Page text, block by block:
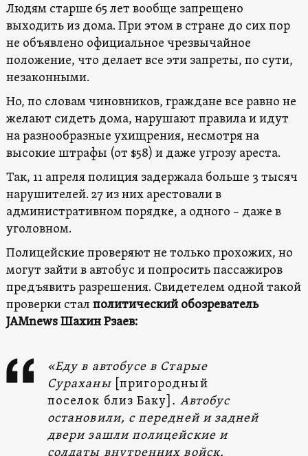
Людям старше 65 лет вообще запрещено
выходить из дома. При этом в стране до сих пор
не объявлено официальное чрезвычайное
положение, что делает все эти запреты, по сути,
незаконными.
Но, по словам чиновников, граждане все равно не
желают сидеть дома, нарушают правила и идут
на разнообразные ухищрения, несмотря на
высокие штрафы (от $58) и даже угрозу ареста.
Так, 11 апреля полиция задержала больше 3 тысяч
нарушителей. 27 из них арестовали в
административном порядке, а одного – даже в
уголовном.
Полицейские проверяют не только прохожих, но
могут зайти в автобус и попросить пассажиров
предъявить разрешения. Свидетелем одной такой
проверки стал политический обозреватель
JAMnews Шахин Рзаев:
«Еду в автобусе в Старые
Сураханы [пригородный
поселок близ Баку] . Автобус
остановили, с передней и задней
двери зашли полицейские и
солдаты внутренних войск.